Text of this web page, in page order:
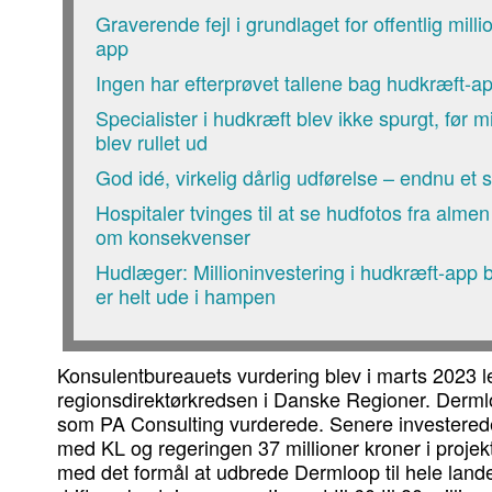
Graverende fejl i grundlaget for offentlig
app
Ingen har efterprøvet tallene bag hudkræft-
Specialister i hudkræft blev ikke spurgt, før
blev rullet ud
God idé, virkelig dårlig udførelse – endnu et
Hospitaler tvinges til at se hudfotos fra
om konsekvenser
Hudlæger: Millioninvestering i hudkræft-app
er helt ude i hampen
Konsulentbureauets vurdering blev i marts 2023
regionsdirektørkredsen i Danske Regioner.
som PA Consulting vurderede. Senere
med KL og regeringen 37 millioner kroner i
med det formål at udbrede Dermloop til hele